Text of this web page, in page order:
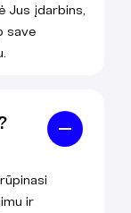
Jus įdarbins,
save
ir